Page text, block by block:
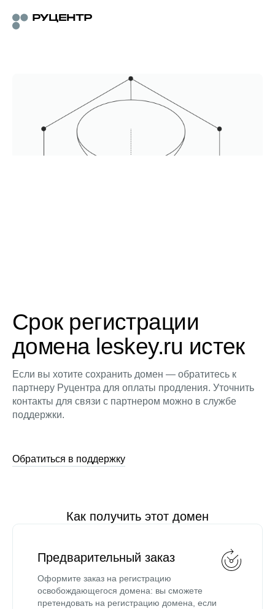
Срок регистрации
домена leskey.ru истек
Если вы хотите сохранить домен — обратитесь к
партнеру Руцентра для оплаты продления. Уточнить
контакты для связи с партнером можно в службе
поддержки.
Обратиться в поддержку
Как получить этот домен
Предварительный заказ
Оформите заказ на регистрацию
освобождающегося домена: вы сможете
претендовать на регистрацию домена, если